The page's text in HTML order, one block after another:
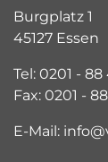
Burgplatz 1
45127 Essen
Tel: 0201 - 88
Fax: 0201 -
E-Mail: